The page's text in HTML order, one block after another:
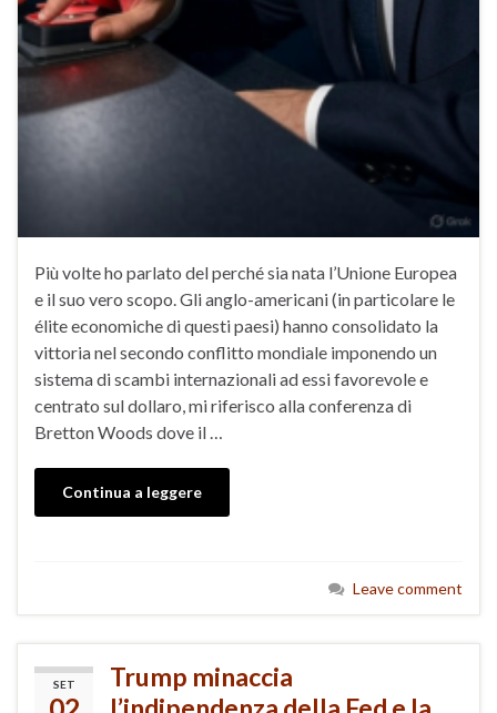
Più volte ho parlato del perché sia nata l’Unione Europea
e il suo vero scopo. Gli anglo-americani (in particolare le
élite economiche di questi paesi) hanno consolidato la
vittoria nel secondo conflitto mondiale imponendo un
sistema di scambi internazionali ad essi favorevole e
centrato sul dollaro, mi riferisco alla conferenza di
Bretton Woods dove il …
Continua a leggere
Leave comment
SET
Trump minaccia